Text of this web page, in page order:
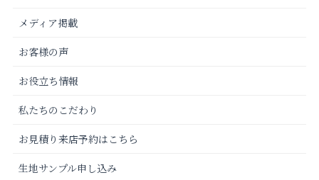
メディア掲載
お客様の声
お役立ち情報
私たちのこだわり
お見積り来店予約はこちら
生地サンプル申し込み